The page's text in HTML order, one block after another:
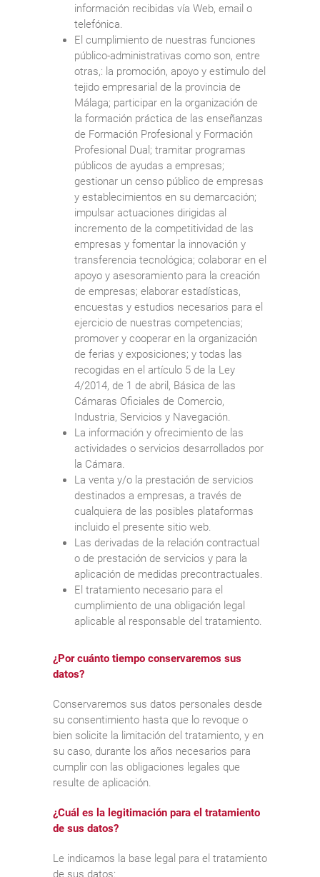
información recibidas vía Web, email o
telefónica.
El cumplimiento de nuestras funciones
público-administrativas como son, entre
otras,: la promoción, apoyo y estimulo del
tejido empresarial de la provincia de
Málaga; participar en la organización de
la formación práctica de las enseñanzas
de Formación Profesional y Formación
Profesional Dual; tramitar programas
públicos de ayudas a empresas;
gestionar un censo público de empresas
y establecimientos en su demarcación;
impulsar actuaciones dirigidas al
incremento de la competitividad de las
empresas y fomentar la innovación y
transferencia tecnológica; colaborar en el
apoyo y asesoramiento para la creación
de empresas; elaborar estadísticas,
encuestas y estudios necesarios para el
ejercicio de nuestras competencias;
promover y cooperar en la organización
de ferias y exposiciones; y todas las
recogidas en el artículo 5 de la Ley
4/2014, de 1 de abril, Básica de las
Cámaras Oficiales de Comercio,
Industria, Servicios y Navegación.
La información y ofrecimiento de las
actividades o servicios desarrollados por
la Cámara.
La venta y/o la prestación de servicios
destinados a empresas, a través de
cualquiera de las posibles plataformas
incluido el presente sitio web.
Las derivadas de la relación contractual
o de prestación de servicios y para la
aplicación de medidas precontractuales.
El tratamiento necesario para el
cumplimiento de una obligación legal
aplicable al responsable del tratamiento.
¿Por cuánto tiempo conservaremos sus
datos?
Conservaremos sus datos personales desde
su consentimiento hasta que lo revoque o
bien solicite la limitación del tratamiento, y en
su caso, durante los años necesarios para
cumplir con las obligaciones legales que
resulte de aplicación.
¿Cuál es la legitimación para el tratamiento
de sus datos?
Le indicamos la base legal para el tratamiento
de sus datos: